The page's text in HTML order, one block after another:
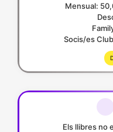
Mensual:
Socis/es
Els llibres no